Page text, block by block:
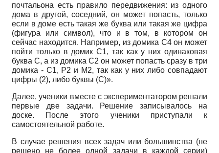
почтальона есть правило передвижения: из одного
дома в другой, соседний, он может попасть, только
если в доме есть такая же буква или такая же цифра
(фигура или символ), что и в том, в котором он
сейчас находится. Например, из домика С4 он может
пойти только в домик С1, так как у них одинаковая
буква С, а из домика С2 он может попасть сразу в три
домика - С1, Р2 и М2, так как у них либо совпадают
цифры (2), либо буквы (С)».
Далее, ученики вместе с экспериментатором решали
первые две задачи. Решение записывалось на
доске. После этого ученики приступали к
самостоятельной работе.
В случае решения всех задач или большинства (не
решено не более одной задачи в каждой серии)